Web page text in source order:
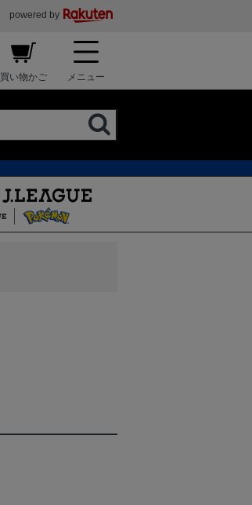
powered by
買い物かご メニュー